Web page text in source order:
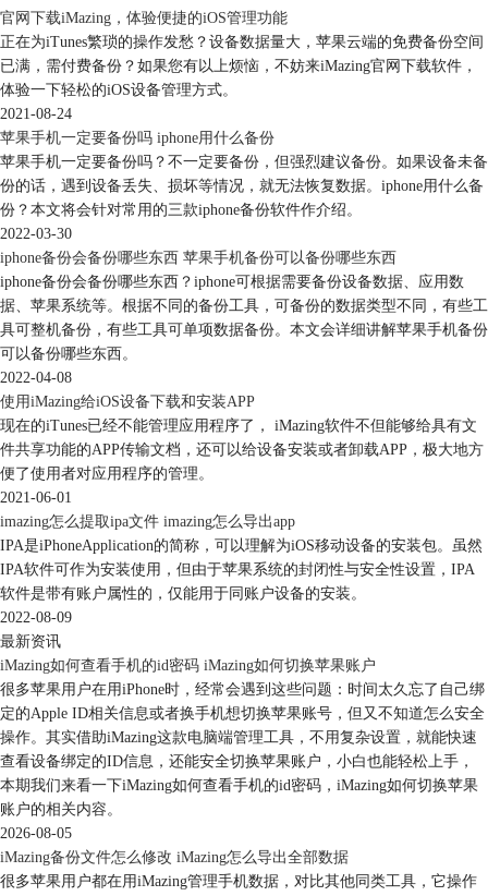
全。自动备份完成后，点击右下角“完成”。
图4、启用自动备份功能
以上这些便是关于iMazing Mini的具体启用和设置的步骤了，下面我们再
来一起了解下关于iMazing的偏好设置。
关于iMazing的偏好设置
点击左上方菜单栏中的“编辑”，选择“偏好设置”。
在iMazing偏好设置页面当中一共包含九项内容，分别为：通用、设备、
照片、存储、其他数据、备份、资料库、网络和国际。下面将选择几个重
官网下载iMazing，体验便捷的iOS管理功能
正在为iTunes繁琐的操作发愁？设备数据量大，苹果云端的免费备份空间
已满，需付费备份？如果您有以上烦恼，不妨来iMazing官网下载软件，
体验一下轻松的iOS设备管理方式。
2021-08-24
苹果手机一定要备份吗 iphone用什么备份
苹果手机一定要备份吗？不一定要备份，但强烈建议备份。如果设备未备
份的话，遇到设备丢失、损坏等情况，就无法恢复数据。iphone用什么备
份？本文将会针对常用的三款iphone备份软件作介绍。
2022-03-30
iphone备份会备份哪些东西 苹果手机备份可以备份哪些东西
iphone备份会备份哪些东西？iphone可根据需要备份设备数据、应用数
据、苹果系统等。根据不同的备份工具，可备份的数据类型不同，有些工
具可整机备份，有些工具可单项数据备份。本文会详细讲解苹果手机备份
可以备份哪些东西。
2022-04-08
使用iMazing给iOS设备下载和安装APP
现在的iTunes已经不能管理应用程序了， iMazing软件不但能够给具有文
件共享功能的APP传输文档，还可以给设备安装或者卸载APP，极大地方
便了使用者对应用程序的管理。
2021-06-01
imazing怎么提取ipa文件 imazing怎么导出app
IPA是iPhoneApplication的简称，可以理解为iOS移动设备的安装包。虽然
IPA软件可作为安装使用，但由于苹果系统的封闭性与安全性设置，IPA
软件是带有账户属性的，仅能用于同账户设备的安装。
2022-08-09
最新资讯
iMazing如何查看手机的id密码 iMazing如何切换苹果账户
很多苹果用户在用iPhone时，经常会遇到这些问题：时间太久忘了自己绑
定的Apple ID相关信息或者换手机想切换苹果账号，但又不知道怎么安全
操作。其实借助iMazing这款电脑端管理工具，不用复杂设置，就能快速
查看设备绑定的ID信息，还能安全切换苹果账户，小白也能轻松上手，
本期我们来看一下iMazing如何查看手机的id密码，iMazing如何切换苹果
账户的相关内容。
2026-08-05
iMazing备份文件怎么修改 iMazing怎么导出全部数据
很多苹果用户都在用iMazing管理手机数据，对比其他同类工具，它操作